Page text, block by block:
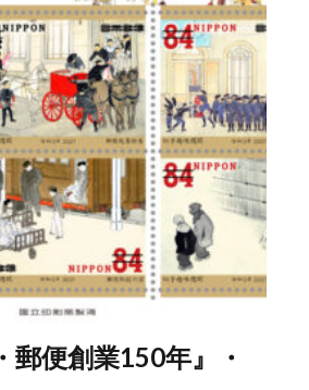
便創業150年』・